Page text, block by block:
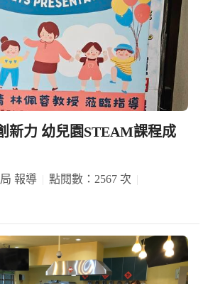
新力 幼兒園STEAM課程成
報導 點閱數：2567 次